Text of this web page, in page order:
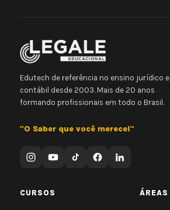
Edutech de referência no ensino jurídico e
contábil desde 2003. Mais de 20 anos
formando profissionais em todo o Brasil.
"O Saber que você merece!"
CURSOS ÁREAS